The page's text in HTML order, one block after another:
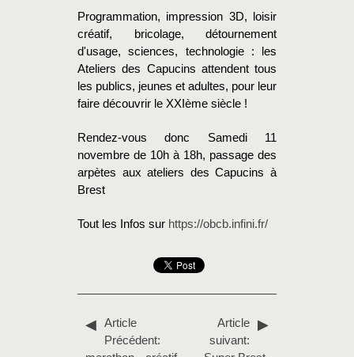
Programmation, impression 3D, loisir
créatif, bricolage, détournement
d'usage, sciences, technologie : les
Ateliers des Capucins attendent tous
les publics, jeunes et adultes, pour leur
faire découvrir le XXIème siècle !
Rendez-vous donc Samedi 11
novembre de 10h à 18h, passage des
arpètes aux ateliers des Capucins à
Brest
Tout les Infos sur https://obcb.infini.fr/
Article
Précédent:
Article
suivant: